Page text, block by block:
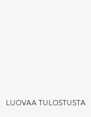
LUOVAA TULOSTUSTA